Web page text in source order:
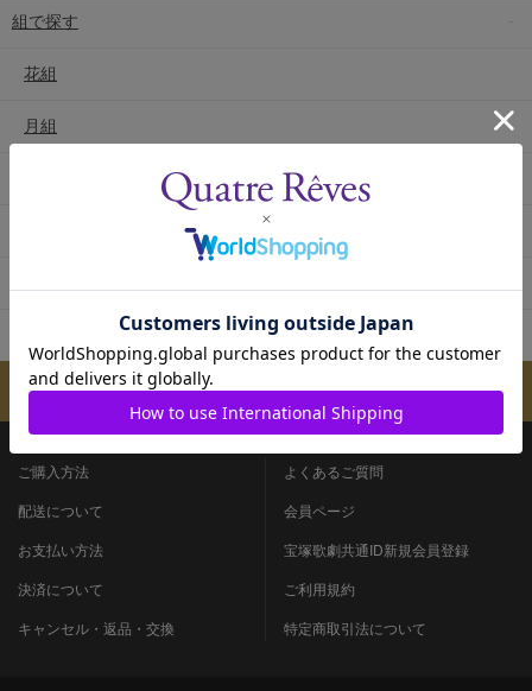
組で探す
花組
月組
メールマガジンのご案内
ご購入方法
配送について
お支払い方法
決済について
キャンセル・返品・交換
よくあるご質問
会員ページ
宝塚歌劇共通ID新規会員登録
ご利用規約
特定商取引法について